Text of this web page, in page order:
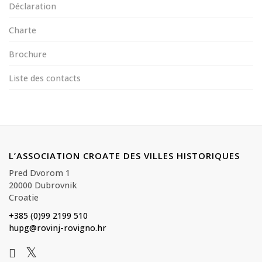
Déclaration
Charte
Brochure
Liste des contacts
L’ASSOCIATION CROATE DES VILLES HISTORIQUES
Pred Dvorom 1
20000 Dubrovnik
Croatie
+385 (0)99 2199 510
hupg@rovinj-rovigno.hr